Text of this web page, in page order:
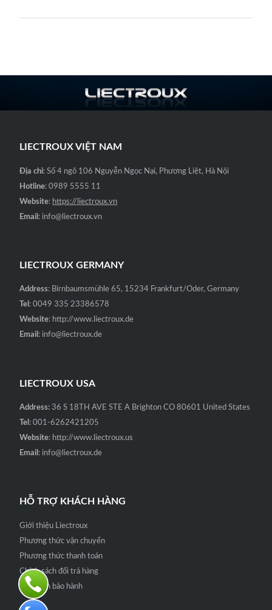
LIECTROUX VIỆT NAM
Địa chỉ: Số 4 ngõ 106 Nguyễn Ngọc Nại, Phương Liệt, Hà Nội
Hotline: 0989 5555 11
Website: https://liectroux.vn
Email : info@liectroux.vn
LIECTROUX GERMANY
Address: Birnbaumsmühle 65, 15234 Frankfurt/Oder, Germany
Tel : 0049 335 23386578
Website: http://www.liectroux.de
Email : info@liectroux.de
LIECTROUX USA
Address: 36 S 18TH AVE STE A Brighton CO 80601 United States
Tel : 001-6262421205
Website: http://www.liectroux.us
Email : info@liectroux.de
HỖ TRỢ KHÁCH HÀNG
Giới thiệu Liectroux
Phương thức vận chuyển
Phương thức thanh toán
Chính sách đổi trả hàng
Quy định bảo hành